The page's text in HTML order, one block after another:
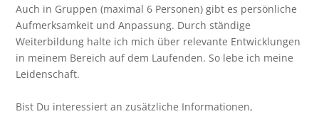
Auch in Gruppen (maximal 6 Personen) gibt es persönliche
Aufmerksamkeit und Anpassung. Durch ständige
Weiterbildung halte ich mich über relevante Entwicklungen
in meinem Bereich auf dem Laufenden. So lebe ich meine
Leidenschaft.
Bist Du interessiert an zusätzliche Informationen,